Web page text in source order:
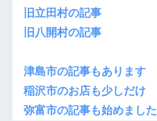
旧立田村の記事
旧八開村の記事
津島市の記事もあります
稲沢市のお店も少しだけ
弥富市の記事も始めました